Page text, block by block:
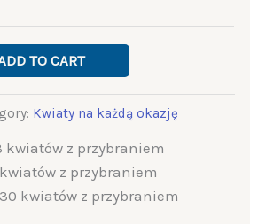
TO CART
Kwiaty na każdą okazję
kwiatów z przybraniem
kwiatów z przybraniem
kwiatów z przybraniem